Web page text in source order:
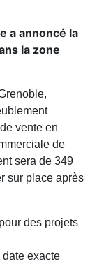
a annoncé la
la zone
vente en
de
sera de 349
sur place après
des projets
exacte